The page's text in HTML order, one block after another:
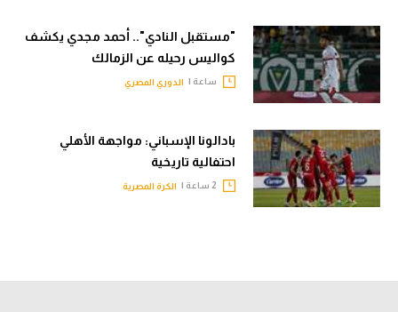
"مستقبل النادي".. أحمد مجدي يكشف
كواليس رحيله عن الزمالك
ساعة | الدوري المصري
بادالونا الإسباني: مواجهة الأهلي
احتفالية تاريخية
الكرة المصرية